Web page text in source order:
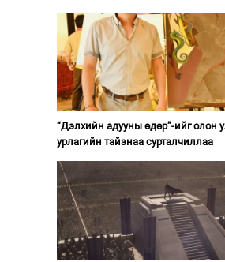
“Дэлхийн адууны өдөр”-ийг олон
урлагийн тайзнаа сурталчиллаа